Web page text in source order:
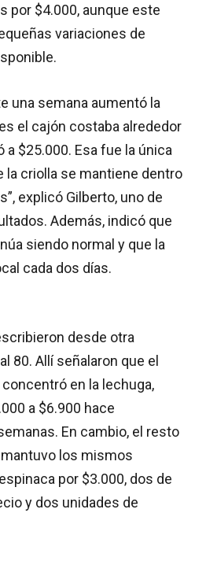
por $4.000, aunque este
variaciones de
una semana aumentó la
el cajón costaba alrededor
a $25.000. Esa fue la única
la criolla se mantiene dentro
explicó Gilberto, uno de
Además, indicó que
siendo normal y que la
cada dos días.
desde otra
80. Allí señalaron que el
en la lechuga,
a $6.900 hace
En cambio, el resto
los mismos
por $3.000, dos de
y dos unidades de